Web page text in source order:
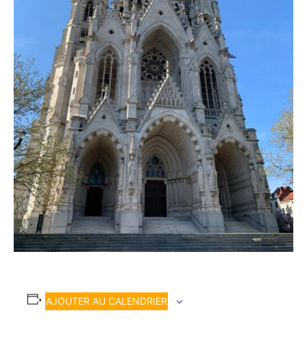
AJOUTER AU CALENDRIER